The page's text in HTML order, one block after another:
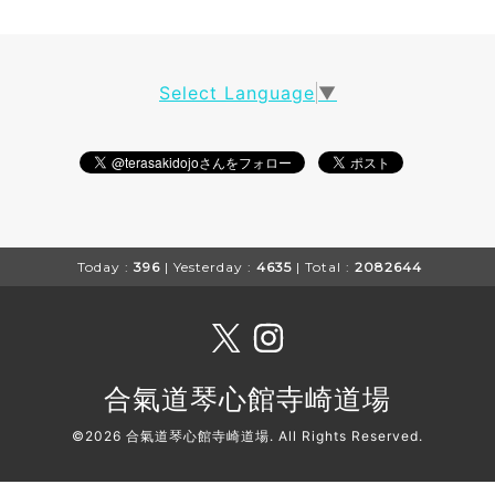
Select Language ▼
Today : 396 | Yesterday : 4635 | Total : 2082644
合氣道琴心館寺崎道場
©2026 合氣道琴心館寺崎道場. All Rights Reserved.